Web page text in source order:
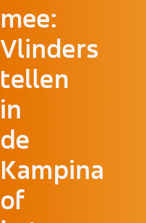
mee:
Vlinders
tellen
in
de
Kampina
of